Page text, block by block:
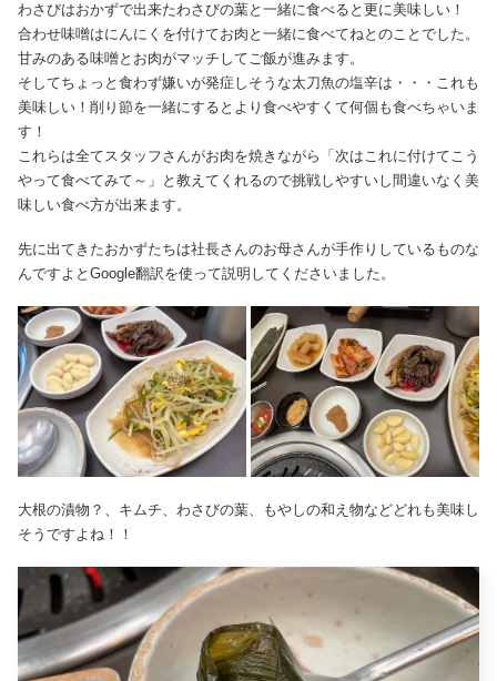
わさびはおかずで出来たわさびの葉と一緒に食べると更に美味しい！
合わせ味噌はにんにくを付けてお肉と一緒に食べてねとのことでした。
甘みのある味噌とお肉がマッチしてご飯が進みます。
そしてちょっと食わず嫌いが発症しそうな太刀魚の塩辛は・・・これも
美味しい！削り節を一緒にするとより食べやすくて何個も食べちゃいま
す！
これらは全てスタッフさんがお肉を焼きながら「次はこれに付けてこう
やって食べてみて～」と教えてくれるので挑戦しやすいし間違いなく美
味しい食べ方が出来ます。
先に出てきたおかずたちは社長さんのお母さんが手作りしているものな
んですよとGoogle翻訳を使って説明してくださいました。
大根の漬物？、キムチ、わさびの葉、もやしの和え物などどれも美味し
そうですよね！！